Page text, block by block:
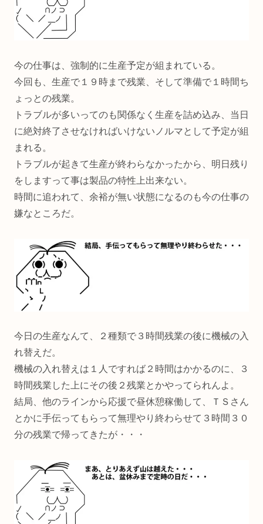
今の仕事は、強制的に生産予定が組まれている。
今回も、生産で１９時まで残業、そして準備で１時間ち
ょっとの残業。
トラブルが多いってのも関係なく生産を詰め込み、当日
に絶対終了させなければいけないノルマとして予定が組
まれる。
トラブルが起きて生産が終わらなかったから、明日残り
をしますって事は製品の特性上出来ない。
時間に追われて、余裕が無い状態になるのも今の仕事の
嫌なところだ。
今日の生産なんて、２種類で３時間残業の後に機械の入
れ替えだ。
機械の入れ替えは１人ですれば２時間はかかるのに、３
時間残業した上にその後２残業とかやってられんよ。
結局、他のラインから応援で昼休憩稼働して、ＴＳさん
とかに手伝ってもらって無理やり終わらせて３時間３０
分の残業で帰ってきたが・・・